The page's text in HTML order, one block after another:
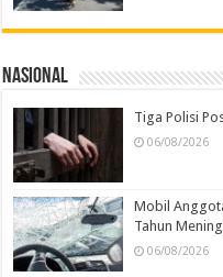
Nasional
Tiga Polisi
06/08/2026
Mobil
Tahun
06/08/2026